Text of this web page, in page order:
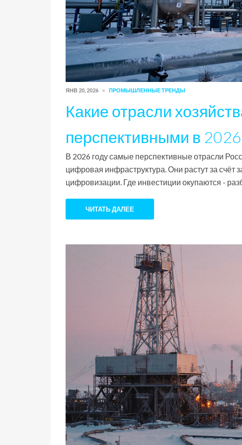
ЯНВ 20, 2026 ПРОМЫШЛЕННЫЕ ТРЕНДЫ
Какие отрасли
перспективными в 2026
В 2026 году самые перспективные отрасли
цифровая инфраструктура. Они растут за
цифровизации. Где инвестиции окупаются -
ЧИТАТЬ ДАЛЕЕ